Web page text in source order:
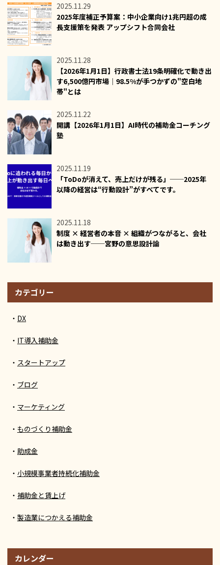
2025.11.29
2025年度補正予算案：中小企業向け1兆円超の成
長支援策を発表 アップシフト合同会社
2025.11.28
【2026年1月1日】行政書士法19条明確化で動き出
す6,500億円市場｜98.5%が手つかずの"空白地
帯"とは
2025.11.22
開講【2026年1月1日】AI時代の補助金コーチング
塾
2025.11.19
「ToDoが消えて、売上だけが残る」──2025年
以降の経営は“行動設計”がすべてです。
2025.11.18
制度 × 経営者の本音 × 組織がつながると、会社
は動き出す──宮野の意思設計論
カテゴリー
DX
IT導入補助金
スタートアップ
ブログ
マーケティング
ものづくり補助金
助成金
小規模事業者持続化補助金
補助金と賃上げ
製造業につかえる補助金
カレンダー